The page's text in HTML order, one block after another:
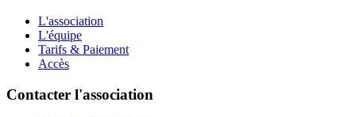
L'association
L'équipe
Tarifs & Paiement
Accès
Contacter l'association